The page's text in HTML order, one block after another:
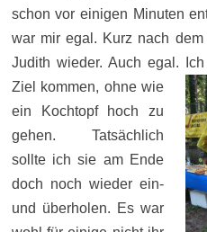
schon vor einigen Minuten
war mir egal. Kurz nach
Judith wieder. Auch egal.
Ziel kommen, ohne wie
ein Kochtopf hoch zu
gehen. Tatsächlich
sollte ich sie am Ende
doch noch wieder ein-
und überholen. Es war